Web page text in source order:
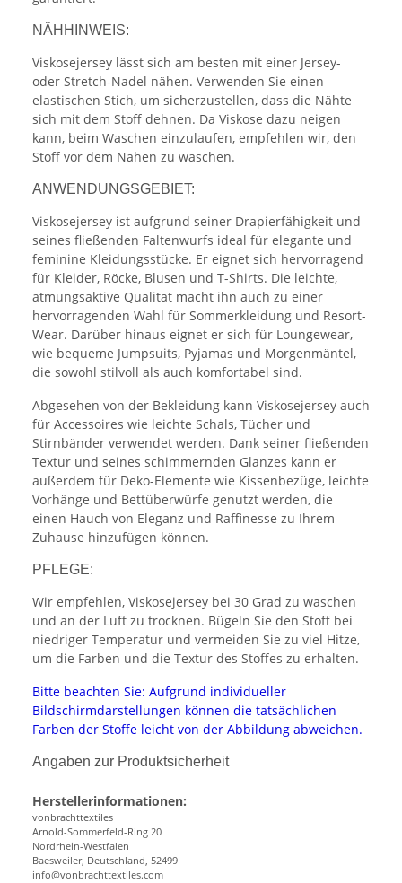
NÄHHINWEIS:
Viskosejersey lässt sich am besten mit einer Jersey-
oder Stretch-Nadel nähen. Verwenden Sie einen
elastischen Stich, um sicherzustellen, dass die Nähte
sich mit dem Stoff dehnen. Da Viskose dazu neigen
kann, beim Waschen einzulaufen, empfehlen wir, den
Stoff vor dem Nähen zu waschen.
ANWENDUNGSGEBIET:
Viskosejersey ist aufgrund seiner Drapierfähigkeit und
seines fließenden Faltenwurfs ideal für elegante und
feminine Kleidungsstücke. Er eignet sich hervorragend
für Kleider, Röcke, Blusen und T-Shirts. Die leichte,
atmungsaktive Qualität macht ihn auch zu einer
hervorragenden Wahl für Sommerkleidung und Resort-
Wear. Darüber hinaus eignet er sich für Loungewear,
wie bequeme Jumpsuits, Pyjamas und Morgenmäntel,
die sowohl stilvoll als auch komfortabel sind.
Abgesehen von der Bekleidung kann Viskosejersey auch
für Accessoires wie leichte Schals, Tücher und
Stirnbänder verwendet werden. Dank seiner fließenden
Textur und seines schimmernden Glanzes kann er
außerdem für Deko-Elemente wie Kissenbezüge, leichte
Vorhänge und Bettüberwürfe genutzt werden, die
einen Hauch von Eleganz und Raffinesse zu Ihrem
Zuhause hinzufügen können.
PFLEGE:
Wir empfehlen, Viskosejersey bei 30 Grad zu waschen
und an der Luft zu trocknen. Bügeln Sie den Stoff bei
niedriger Temperatur und vermeiden Sie zu viel Hitze,
um die Farben und die Textur des Stoffes zu erhalten.
Bitte beachten Sie: Aufgrund individueller
Bildschirmdarstellungen können die tatsächlichen
Farben der Stoffe leicht von der Abbildung abweichen.
Angaben zur Produktsicherheit
Herstellerinformationen:
vonbrachttextiles
Arnold-Sommerfeld-Ring 20
Nordrhein-Westfalen
Baesweiler, Deutschland, 52499
info@vonbrachttextiles.com